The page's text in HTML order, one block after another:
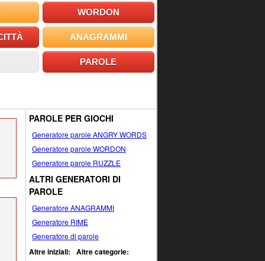
WORDON
ANAGRAMMI
PAROLE
PAROLE PER GIOCHI
Generatore parole ANGRY WORDS
Generatore parole WORDON
Generatore parole RUZZLE
ALTRI GENERATORI DI
PAROLE
Generatore ANAGRAMMI
Generatore RIME
Generatore di parole
Altre iniziali: Altre categorie: